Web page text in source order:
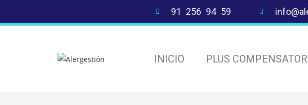
91 256 94 59
INICIO PLUS